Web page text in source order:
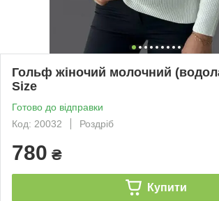
Гольф жіночий молочний
Size
Готово до відправки
Код: 20032
Роздріб
780 ₴
Купити